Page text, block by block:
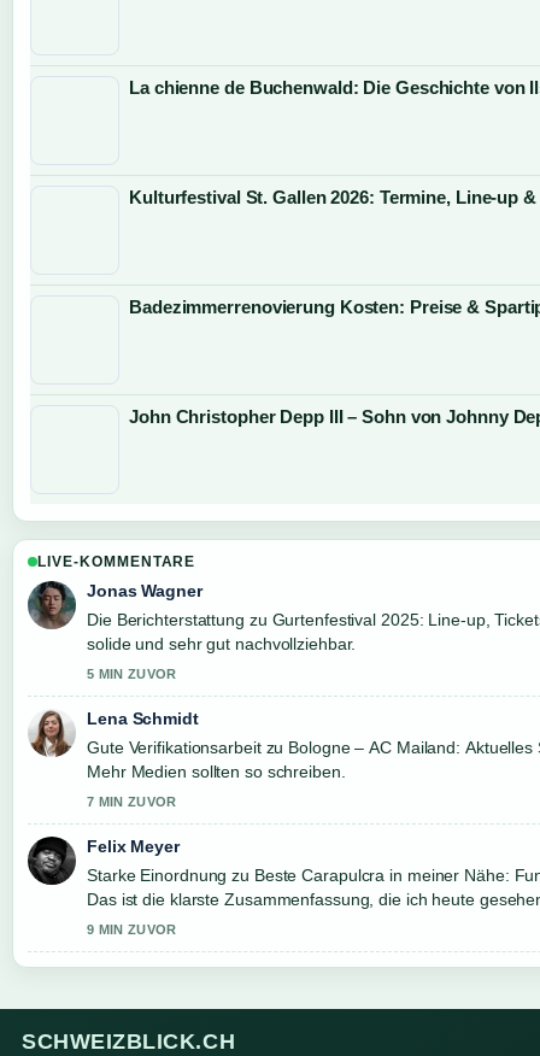
La chienne de Buchenwald: Die Geschichte von
Kulturfestival St. Gallen 2026: Termine, Line-up
Badezimmerrenovierung Kosten: Preise &
John Christopher Depp III – Sohn von Johnny
LIVE-KOMMENTARE
Jonas Wagner
Die Berichterstattung zu Gurtenfestival 2025: Line-up,
solide und sehr gut nachvollziehbar.
5 MIN ZUVOR
Lena Schmidt
Gute Verifikationsarbeit zu Bologne – AC Mailand: Aktuelles
Mehr Medien sollten so schreiben.
7 MIN ZUVOR
Felix Meyer
Starke Einordnung zu Beste Carapulcra in meiner Nähe:
Das ist die klarste Zusammenfassung, die ich heute
9 MIN ZUVOR
SCHWEIZBLICK.CH